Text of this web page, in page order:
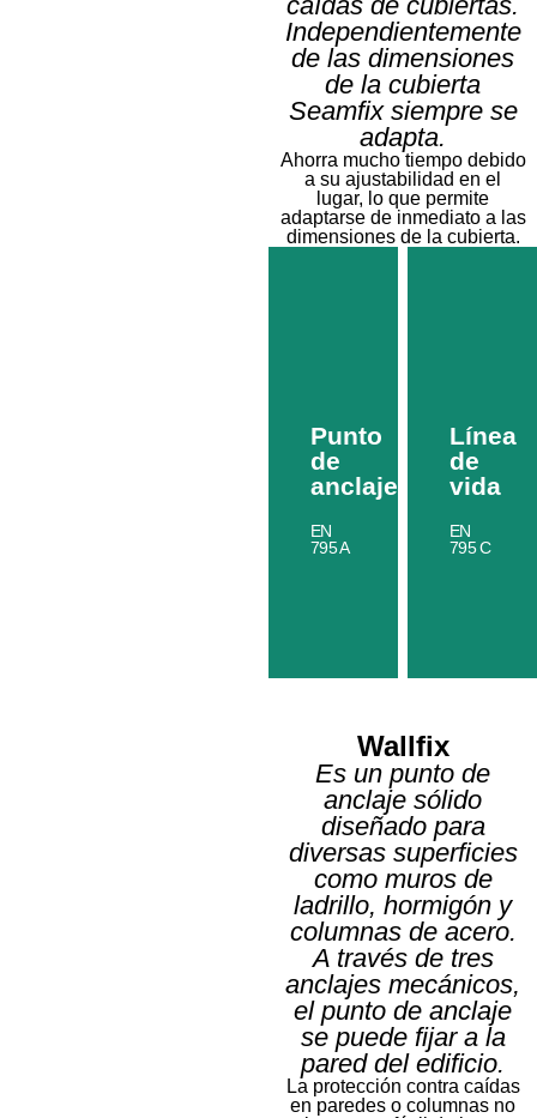
Sistema
de
soporte
para
placas
solares
Más
información
Línea
de
vida
Independientemente
de las dimensiones
de la cubierta
Seamfix siempre se
adapta.
Ahorra mucho tiempo debido
a su ajustabilidad en el
lugar, lo que permite
adaptarse de inmediato a las
dimensiones de la cubierta.
Punto
de
anclaje
EN
795 A
Seamfix
Punto
de
anclaje
Más
información
Línea
de
vida
EN
795 C
Línea
de
vida
Wallfix
Es un punto de
anclaje sólido
diseñado para
diversas superficies
como muros de
ladrillo, hormigón y
columnas de acero.
A través de tres
anclajes mecánicos,
el punto de anclaje
se puede fijar a la
pared del edificio.
La protección contra caídas
en paredes o columnas no